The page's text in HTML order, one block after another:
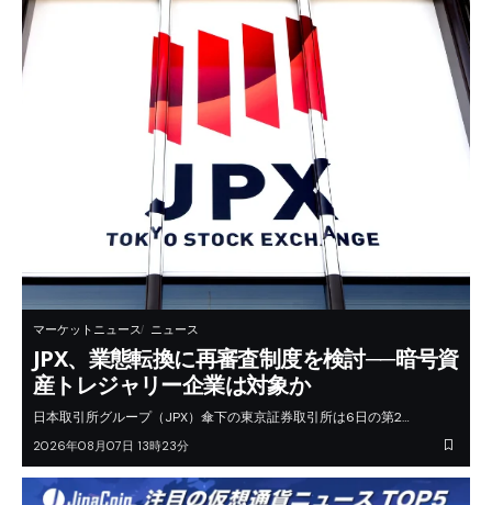
マーケットニュース ニュース
JPX、業態転換に再審査制度を検討──暗号資
産トレジャリー企業は対象か
日本取引所グループ（JPX）傘下の東京証券取引所は6日の第2…
2026年08月07日 13時23分